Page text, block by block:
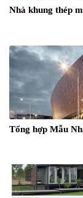
Nhà khung thép
Tổng hợp Mẫu